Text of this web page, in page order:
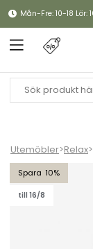
Mån-Fre: 10-18 Lör:
Utemöbler>Relax>
10
till 16/8
Delia relaxstol -